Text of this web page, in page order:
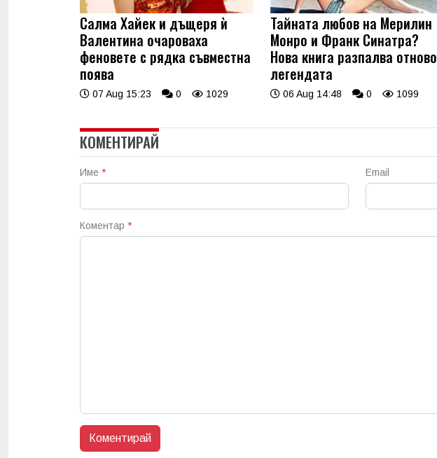
Салма Хайек и дъщеря ѝ
Валентина очароваха
феновете с рядка съвместна
поява
07 Aug 15:23 0 1029
Тайната любов на Мерилин
Монро и Франк Синатра?
Нова книга разпалва отново
легендата
06 Aug 14:48 0 1099
КОМЕНТИРАЙ
Име * Email
Коментар *